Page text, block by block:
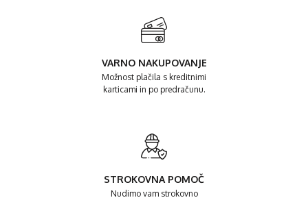
VARNO NAKUPOVANJE
Možnost plačila s kreditnimi
karticami in po predračunu.
STROKOVNA POMOČ
Nudimo vam strokovno